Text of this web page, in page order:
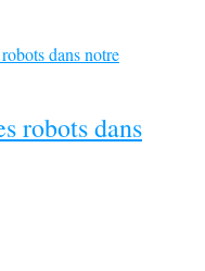
robots dans